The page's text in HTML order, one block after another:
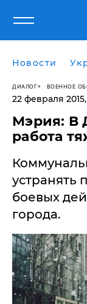
Новости
ДИАЛОГ ВОЕННОЕ
22 февраля
Мэрия: В
работа
устранять
боевых
города.